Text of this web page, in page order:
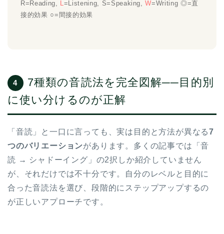
R=Reading, =Listening, S=Speaking,W=Writing ◎=直
接的効果 ○=間接的効果
4
7種類の音読法を完全図解──目的別
に使い分けるのが正解
「音読」と一口に言っても、実は目的と方法が異なる7
つのバリエーションがあります。多くの記事では「音
読 → シャドーイング」の2択しか紹介していません
が、それだけでは不十分です。自分のレベルと目的に
合った音読法を選び、段階的にステップアップするの
が正しいアプローチです。